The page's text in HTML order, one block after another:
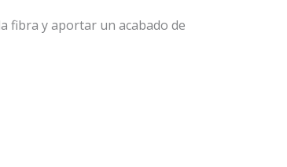
fibra y aportar un acabado de